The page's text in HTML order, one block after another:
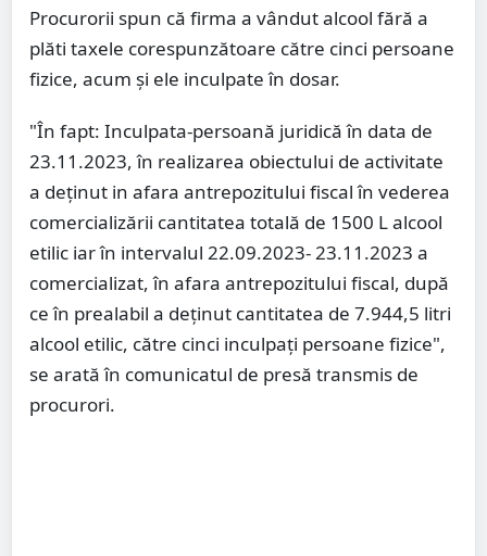
Procurorii spun că firma a vândut alcool fără a
plăti taxele corespunzătoare către cinci persoane
fizice, acum și ele inculpate în dosar.
"În fapt: Inculpata-persoană juridică în data de
23.11.2023, în realizarea obiectului de activitate
a deţinut in afara antrepozitului fiscal în vederea
comercializării cantitatea totală de 1500 L alcool
etilic iar în intervalul 22.09.2023- 23.11.2023 a
comercializat, în afara antrepozitului fiscal, după
ce în prealabil a deţinut cantitatea de 7.944,5 litri
alcool etilic, către cinci inculpaţi persoane fizice",
se arată în comunicatul de presă transmis de
procurori.